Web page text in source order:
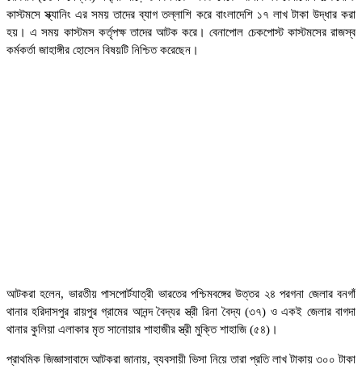
কাস্টমসে স্ক্যানিং এর সময় তাদের ব্যাগ তল্লাশি করে বাংলাদেশি ১৭ লাখ টাকা উদ্ধার করা
হয়। এ সময় কাস্টমস কর্তৃপক্ষ তাদের আটক করে। বেনাপোল চেকপোস্ট কাস্টমসের রাজস্ব
কর্মকর্তা জাহাঙ্গীর হোসেন বিষয়টি নিশ্চিত করেছেন।
আটকরা হলেন, ভারতীয় পাসপোর্টযাত্রী ভারতের পশ্চিমবঙ্গের উত্তর ২৪ পরগনা জেলার বনগাঁ
থানার হরিদাসপুর রায়পুর গ্রামের আনন্দ বৈদ্যর স্ত্রী রিনা বৈদ্য (৩৭) ও একই জেলার বাগদা
থানার কুলিয়া এলাকার মৃত সানোয়ার শাহাজীর স্ত্রী মুক্তি শাহাজি (৫৪)।
প্রাথমিক জিজ্ঞাসাবাদে আটকরা জানায়, ব্যবসায়ী ভিসা নিয়ে তারা প্রতি লাখ টাকায় ৩০০ টাকা